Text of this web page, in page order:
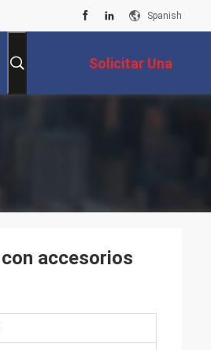
Spanish
Solicitar Una
Cotización
accesorios